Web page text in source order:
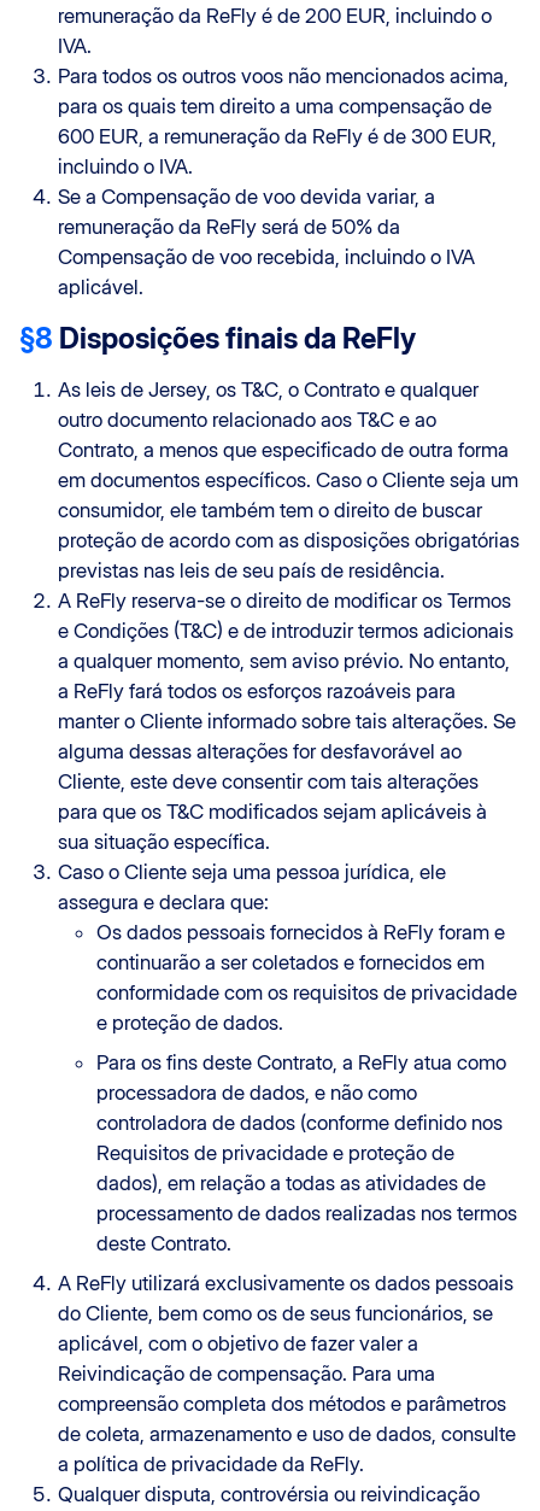
remuneração da ReFly é de 200 EUR, incluindo o
IVA.
Para todos os outros voos não mencionados acima,
para os quais tem direito a uma compensação de
600 EUR, a remuneração da ReFly é de 300 EUR,
incluindo o IVA.
Se a Compensação de voo devida variar, a
remuneração da ReFly será de 50% da
Compensação de voo recebida, incluindo o IVA
aplicável.
§8 Disposições finais da ReFly
As leis de Jersey, os T&C, o Contrato e qualquer
outro documento relacionado aos T&C e ao
Contrato, a menos que especificado de outra forma
em documentos específicos. Caso o Cliente seja um
consumidor, ele também tem o direito de buscar
proteção de acordo com as disposições obrigatórias
previstas nas leis de seu país de residência.
A ReFly reserva-se o direito de modificar os Termos
e Condições (T&C) e de introduzir termos adicionais
a qualquer momento, sem aviso prévio. No entanto,
a ReFly fará todos os esforços razoáveis para
manter o Cliente informado sobre tais alterações. Se
alguma dessas alterações for desfavorável ao
Cliente, este deve consentir com tais alterações
para que os T&C modificados sejam aplicáveis à
sua situação específica.
Caso o Cliente seja uma pessoa jurídica, ele
assegura e declara que:
Os dados pessoais fornecidos à ReFly foram e
continuarão a ser coletados e fornecidos em
conformidade com os requisitos de privacidade
e proteção de dados.
Para os fins deste Contrato, a ReFly atua como
processadora de dados, e não como
controladora de dados (conforme definido nos
Requisitos de privacidade e proteção de
dados), em relação a todas as atividades de
processamento de dados realizadas nos termos
deste Contrato.
A ReFly utilizará exclusivamente os dados pessoais
do Cliente, bem como os de seus funcionários, se
aplicável, com o objetivo de fazer valer a
Reivindicação de compensação. Para uma
compreensão completa dos métodos e parâmetros
de coleta, armazenamento e uso de dados, consulte
a política de privacidade da ReFly.
Qualquer disputa, controvérsia ou reivindicação